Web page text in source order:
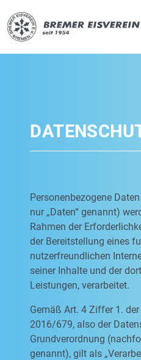
Personenbezogene
nur „Daten“ genannt)
Rahmen der
der Bereitstellung eines
nutzerfreundlichen
seiner Inhalte und der
Leistungen, verarbeitet.
Gemäß Art. 4 Ziffer 1.
2016/679, also der
Grundverordnung
genannt), gilt als